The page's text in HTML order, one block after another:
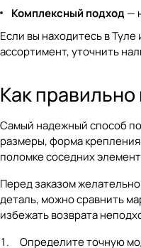
Комплексный подход —
Если вы находитесь в
ассортимент, уточнить
Как
Самый надежный способ
размеры, форма
поломке соседних
Перед заказом
деталь, можно сравнить
избежать возврата
Определите точную